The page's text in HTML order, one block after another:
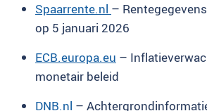
Spaarrente.nl –
op 5 januari 2026
ECB.europa.eu –
monetair beleid
DNB.nl –